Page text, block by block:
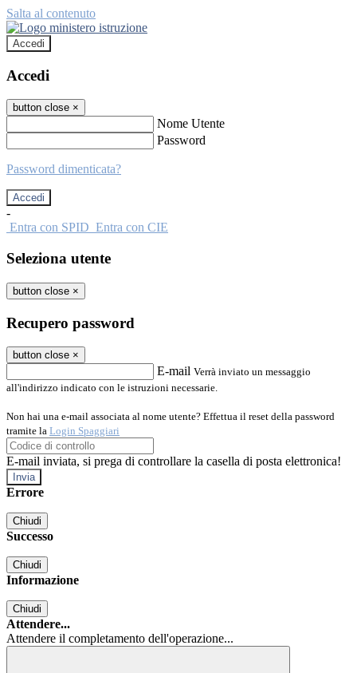
Salta al contenuto
Accedi
Accedi
button close ×
Nome Utente
Password
Password dimenticata?
-
Entra con SPID Entra con CIE
Seleziona utente
button close ×
Recupero password
button close ×
E-mail Verrà inviato un messaggio
all'indirizzo indicato con le istruzioni necessarie.
Non hai una e-mail associata al nome utente? Effettua il reset della password
tramite la Login Spaggiari
E-mail inviata, si prega di controllare la casella di posta elettronica!
Errore
Chiudi
Successo
Chiudi
Informazione
Chiudi
Attendere...
Attendere il completamento dell'operazione...